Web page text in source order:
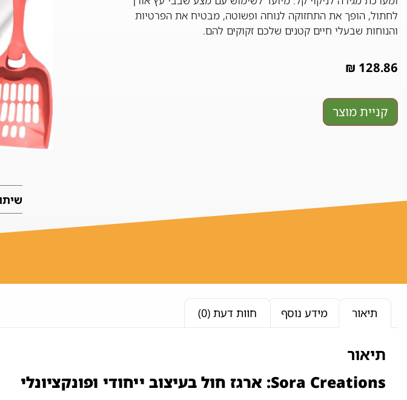
לחתול, הופך את התחזוקה לנוחה ופשוטה, מבטיח את הפרטיות
והנוחות שבעלי חיים קטנים שלכם זקוקים להם.
₪ 128.86
קניית מוצר
תיאור מידע נוסף חוות דעת (0)
תיאור
Sora Creations: ארגז חול בעיצוב ייחודי ופונקציונלי